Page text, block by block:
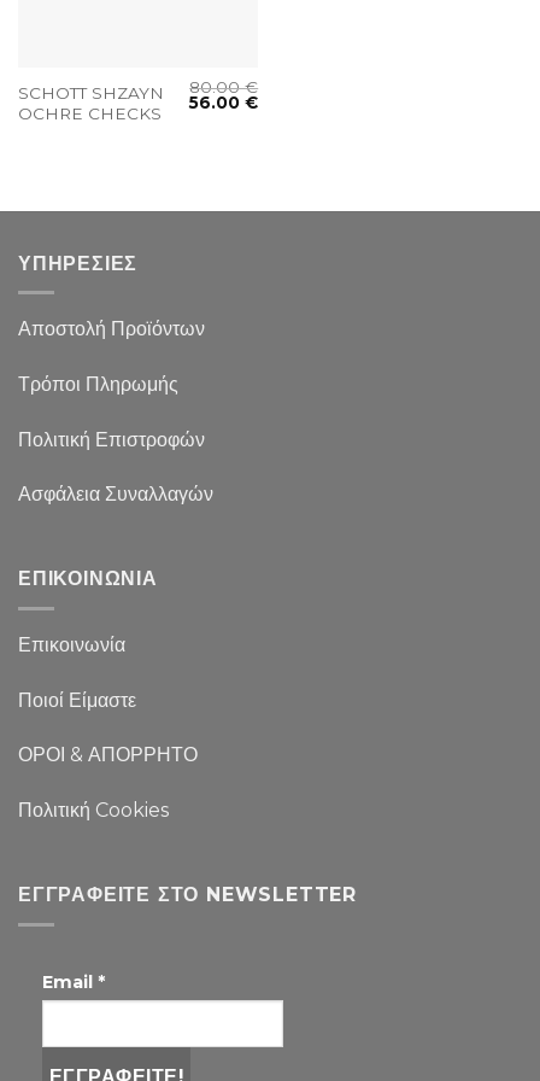
SCHOTT SHZAYN
OCHRE CHECKS
80.00€
56.00€
ΥΠΗΡΕΣΙΕΣ
Αποστολή Προϊόντων
Τρόποι Πληρωμής
Πολιτική Επιστροφών
Ασφάλεια Συναλλαγών
ΕΠΙΚΟΙΝΩΝΙΑ
Επικοινωνία
Ποιοί Είμαστε
ΟΡΟΙ & ΑΠΟΡΡΗΤΟ
Πολιτική Cookies
ΕΓΓΡΑΦΕΊΤΕ ΣΤΟ NEWSLETTER
Email *